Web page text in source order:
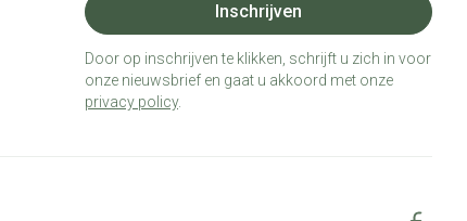
Inschrijven
Door op inschrijven te klikken, schrijft u zich in voor
onze nieuwsbrief en gaat u akkoord met onze
privacy policy.